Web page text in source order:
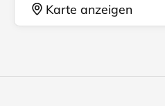
Karte anzeigen